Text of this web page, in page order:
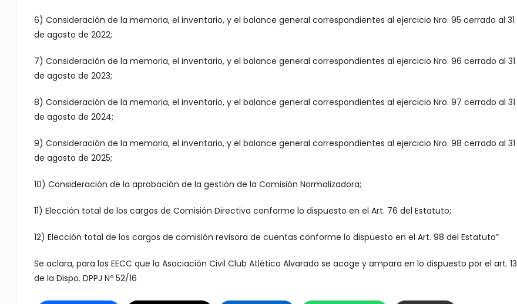
6) Consideración de la memoria, el inventario, y el balance general correspondientes al ejercicio Nro. 95 cerrado al 31
de agosto de 2022;
7) Consideración de la memoria, el inventario, y el balance general correspondientes al ejercicio Nro. 96 cerrado al 31
de agosto de 2023;
8) Consideración de la memoria, el inventario, y el balance general correspondientes al ejercicio Nro. 97 cerrado al 31
de agosto de 2024;
9) Consideración de la memoria, el inventario, y el balance general correspondientes al ejercicio Nro. 98 cerrado al 31
de agosto de 2025;
10) Consideración de la aprobación de la gestión de la Comisión Normalizadora;
11) Elección total de los cargos de Comisión Directiva conforme lo dispuesto en el Art. 76 del Estatuto;
12) Elección total de los cargos de comisión revisora de cuentas conforme lo dispuesto en el Art. 98 del Estatuto”
Se aclara, para los EECC que la Asociación Civil Club Atlético Alvarado se acoge y ampara en lo dispuesto por el art. 13
de la Dispo. DPPJ Nº 52/16